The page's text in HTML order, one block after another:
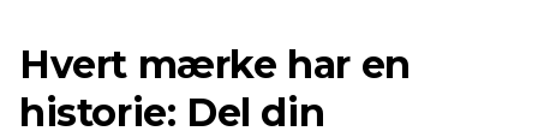
Hvert mærke har en
historie: Del din